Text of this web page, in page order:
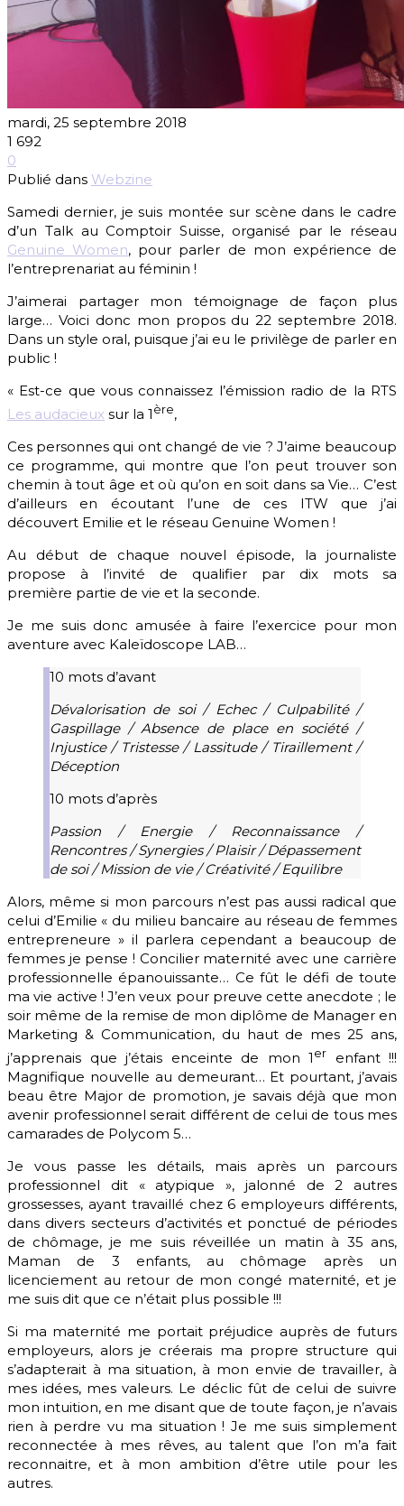
mardi, 25 septembre 2018
1 692
0
Publié dans Webzine
Samedi dernier, je suis montée sur scène dans le cadre
d’un Talk au Comptoir Suisse, organisé par le réseau
Genuine Women, pour parler de mon expérience de
l’entreprenariat au féminin !
J’aimerai partager mon témoignage de façon plus
large… Voici donc mon propos du 22 septembre 2018.
Dans un style oral, puisque j’ai eu le privilège de parler en
public !
« Est-ce que vous connaissez l’émission radio de la RTS
Les audacieux sur la 1 ère,
Ces personnes qui ont changé de vie ? J’aime beaucoup
ce programme, qui montre que l’on peut trouver son
chemin à tout âge et où qu’on en soit dans sa Vie… C’est
d’ailleurs en écoutant l’une de ces ITW que j’ai
découvert Emilie et le réseau Genuine Women !
Au début de chaque nouvel épisode, la journaliste
propose à l’invité de qualifier par dix mots sa
première partie de vie et la seconde.
Je me suis donc amusée à faire l’exercice pour mon
aventure avec Kaleïdoscope LAB…
10 mots d’avant
Dévalorisation de soi / Echec / Culpabilité /
Gaspillage / Absence de place en société /
Injustice / Tristesse / Lassitude / Tiraillement /
Déception
10 mots d’après
Passion / Energie / Reconnaissance /
Rencontres / Synergies / Plaisir / Dépassement
de soi / Mission de vie / Créativité / Equilibre
Alors, même si mon parcours n’est pas aussi radical que
celui d’Emilie « du milieu bancaire au réseau de femmes
entrepreneure » il parlera cependant a beaucoup de
femmes je pense ! Concilier maternité avec une carrière
professionnelle épanouissante… Ce fût le défi de toute
ma vie active ! J’en veux pour preuve cette anecdote ; le
soir même de la remise de mon diplôme de Manager en
Marketing & Communication, du haut de mes 25 ans,
j’apprenais que j’étais enceinte de mon 1 er
enfant !!!
Magnifique nouvelle au demeurant… Et pourtant, j’avais
beau être Major de promotion, je savais déjà que mon
avenir professionnel serait différent de celui de tous mes
camarades de Polycom 5…
Je vous passe les détails, mais après un parcours
professionnel dit « atypique », jalonné de 2 autres
grossesses, ayant travaillé chez 6 employeurs différents,
dans divers secteurs d’activités et ponctué de périodes
de chômage, je me suis réveillée un matin à 35 ans,
Maman de 3 enfants, au chômage après un
licenciement au retour de mon congé maternité, et je
me suis dit que ce n’était plus possible !!!
Si ma maternité me portait préjudice auprès de futurs
employeurs, alors je créerais ma propre structure qui
s’adapterait à ma situation, à mon envie de travailler, à
mes idées, mes valeurs. Le déclic fût de celui de suivre
mon intuition, en me disant que de toute façon, je n’avais
rien à perdre vu ma situation ! Je me suis simplement
reconnectée à mes rêves, au talent que l’on m’a fait
reconnaitre, et à mon ambition d’être utile pour les
autres.